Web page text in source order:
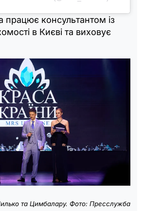
працює консультантом із
в Києві та виховує
та Цимбалару. Фото: Пресслужба